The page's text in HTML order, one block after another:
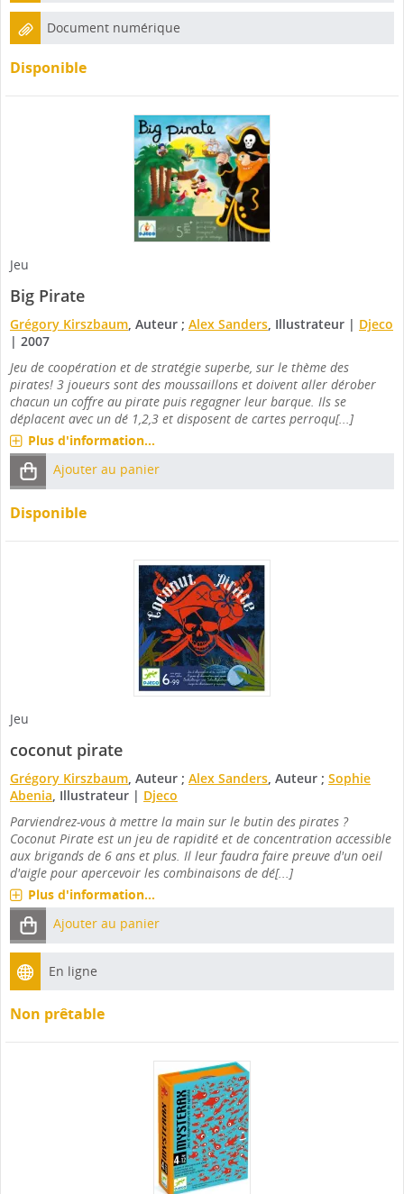
Document numérique
Disponible
Jeu
Big Pirate
Grégory Kirszbaum, Auteur ; Alex Sanders, Illustrateur | Djeco
| 2007
Jeu de coopération et de stratégie superbe, sur le thème des
pirates! 3 joueurs sont des moussaillons et doivent aller dérober
chacun un coffre au pirate puis regagner leur barque. Ils se
déplacent avec un dé 1,2,3 et disposent de cartes perroqu[...]
Plus d'information...
Ajouter au panier
Disponible
Jeu
coconut pirate
Grégory Kirszbaum, Auteur ; Alex Sanders, Auteur ; Sophie
Abenia, Illustrateur | Djeco
Parviendrez-vous à mettre la main sur le butin des pirates ?
Coconut Pirate est un jeu de rapidité et de concentration accessible
aux brigands de 6 ans et plus. Il leur faudra faire preuve d'un oeil
d'aigle pour apercevoir les combinaisons de dé[...]
Plus d'information...
Ajouter au panier
En ligne
Non prêtable